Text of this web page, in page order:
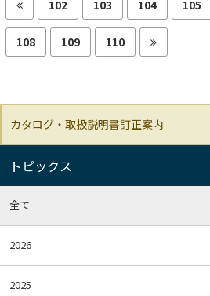
102 103 104 105
108 109 110
カタログ・取扱説明書訂正案内
トピックス
全て
2026
2025